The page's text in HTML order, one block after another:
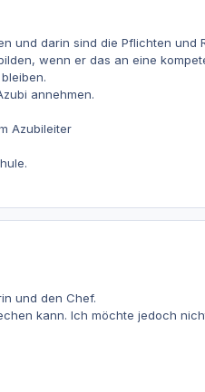
und darin sind die Pflichten
wenn er das an eine
annehmen.
Azubileiter
und den Chef.
kann. Ich möchte jedoch